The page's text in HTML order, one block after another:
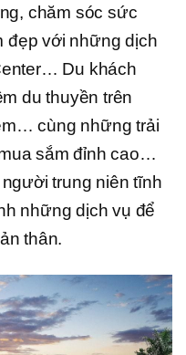
chăm sóc sức
đẹp với những dịch
Du khách
du thuyền trên
cùng những trải
sắm đỉnh cao…
trung niên tĩnh
những dịch vụ để
thân.